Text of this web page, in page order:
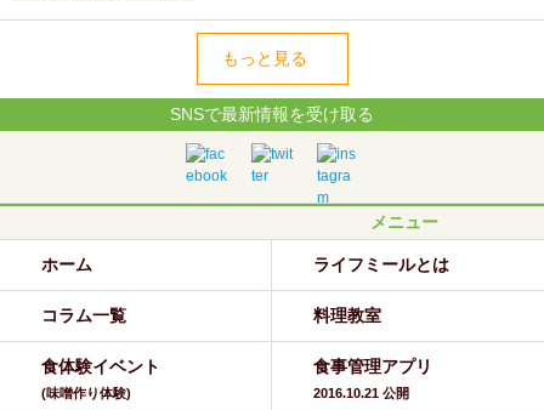
もっと見る
SNSで最新情報を受け取る
メニュー
ホーム ライフミールとは
コラム一覧 料理教室
食体験イベント
(味噌作り体験)
食事管理アプリ
2016.10.21 公開